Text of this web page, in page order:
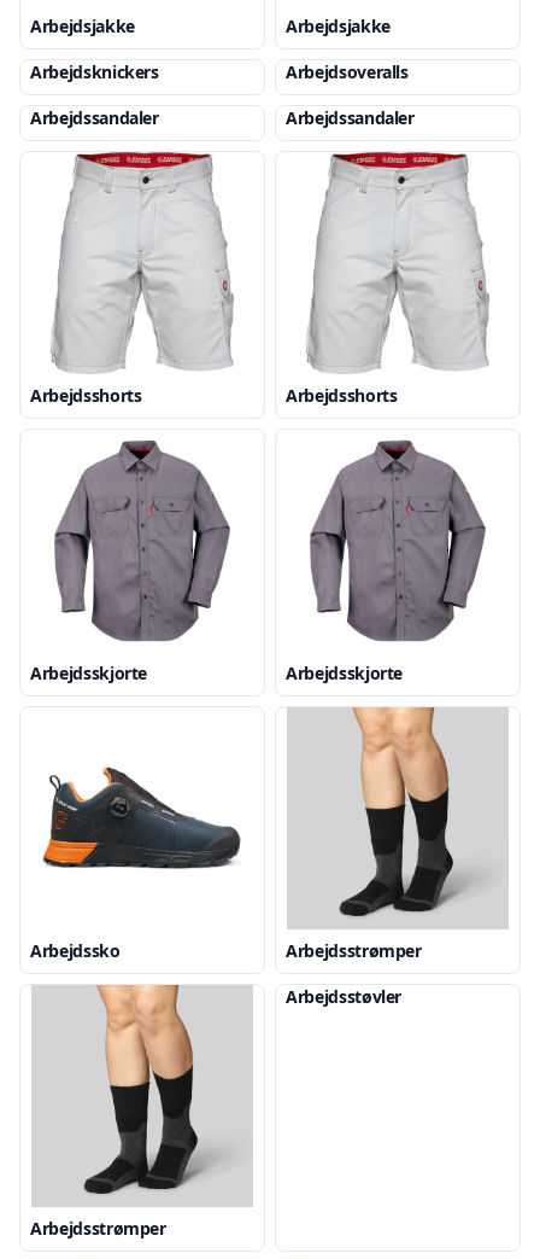
Arbejdsjakke
Arbejdsjakke
Arbejdsknickers
Arbejdsoveralls
Arbejdssandaler
Arbejdssandaler
Arbejdsshorts Arbejdsshorts
Arbejdsskjorte Arbejdsskjorte
Arbejdssko Arbejdsstrømper
Arbejdsstrømper
Arbejdsstøvler